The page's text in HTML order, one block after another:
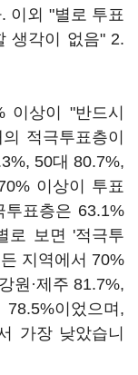
이외 "별로 투표
생각이 없음" 2.
이상이 "반드시
적극투표층이
50대 80.7%,
이상이 투표
표층은 63.1%
로 보면 '적극투
지역에서 70%
원·제주 81.7%,
이었으며,
가장 낮았습니